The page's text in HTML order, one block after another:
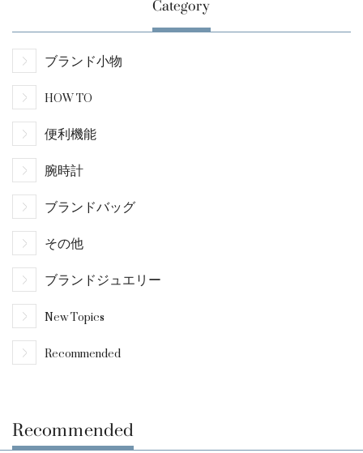
ブランド小物
HOW TO
便利機能
腕時計
ブランドバッグ
その他
ブランドジュエリー
New Topics
Recommended
Recommended